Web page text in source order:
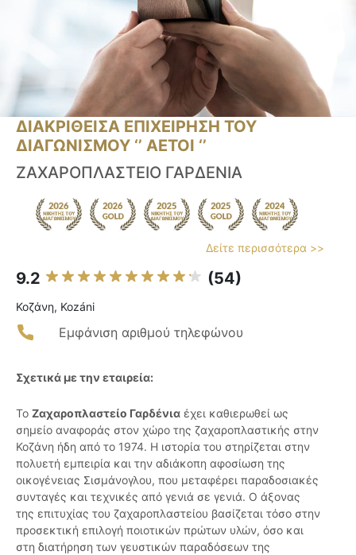
ΔΙΑΚΡΙΘΕΙΣΑ ΕΠΙΧΕΙΡΗΣΗ ΤΟΥ
ΔΙΑΓΩΝΙΣΜΟΥ ‘’ ΑΕΤΟΙ ‘’
ΖΑΧΑΡΟΠΛΑΣΤΕΙΟ ΓΑΡΔΕΝΙΑ
Δείτε περισσότερα >>
9.2 (54)
Κοζάνη, Kozáni
Εμφάνιση αριθμού τηλεφώνου
Σχετικά με την εταιρεία:
Το Ζαχαροπλαστείο Γαρδένια έχει καθιερωθεί ως
σημείο αναφοράς στον χώρο της ζαχαροπλαστικής στην
Κοζάνη ήδη από το 1974. Η ιστορία του στηρίζεται στην
πολυετή εμπειρία και την αδιάκοπη αφοσίωση της
οικογένειας Σισμάνογλου, που μεταφέρει παραδοσιακές
συνταγές και τεχνικές από γενιά σε γενιά. Ο άξονας
της επιτυχίας του ζαχαροπλαστείου βασίζεται τόσο στην
προσεκτική επιλογή ποιοτικών πρώτων υλών, όσο και
στη διατήρηση των γευστικών παραδόσεων της